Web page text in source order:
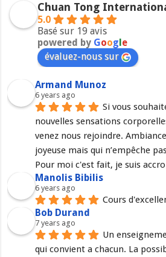
Chuan Tong
5.0
Basé sur 19 avis
powered by Goog e
évaluez-nous sur
Armand Munoz
6 years ago
Si vous
nouvelles sensations
venez nous rejoindre.
joyeuse mais qui n’empêche
Pour moi c'est fait, je suis
Manolis Bibilis
6 years ago
Cours
Bob Durand
7 years ago
Un
qui convient a chacun. La